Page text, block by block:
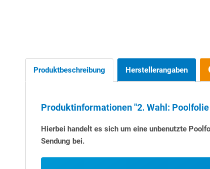
Produktbeschreibung Herstellerangaben
Produktinformationen "2. Wahl:
Hierbei handelt es sich um eine unbenutzte
Sendung bei.